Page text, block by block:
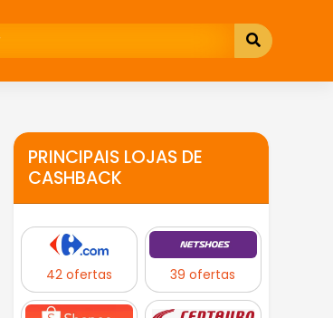
PRINCIPAIS LOJAS DE
CASHBACK
42 ofertas 39 ofertas